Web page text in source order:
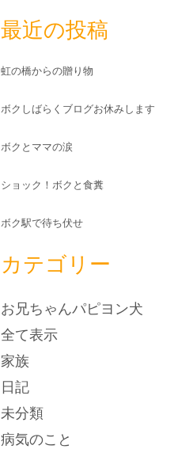
最近の投稿
虹の橋からの贈り物
ボクしばらくブログお休みします
ボクとママの涙
ショック！ボクと食糞
ボク駅で待ち伏せ
カテゴリー
お兄ちゃんパピヨン犬
全て表示
家族
日記
未分類
病気のこと